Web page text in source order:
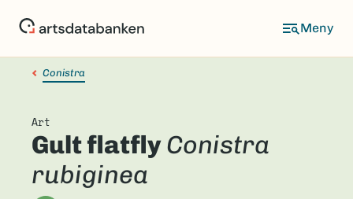
Conistra
Art
Gult flatflyConistra
rubiginea